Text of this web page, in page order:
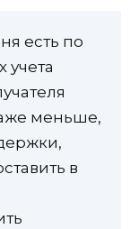
есть по
учета
меньше,
в